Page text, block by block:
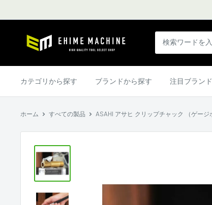
ン
キ
エ
ヒ
本
カテゴリから探す ブランドから探す 注目ブラン
ホーム すべての製品 ASAHI アサヒ クリップチャック （ゲー